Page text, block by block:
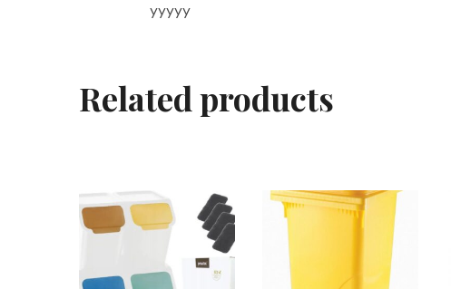
yyyyy
Related products